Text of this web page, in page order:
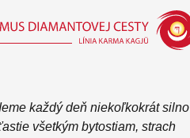
každý deň niekoľkokrát silno
všetkým bytostiam, strach